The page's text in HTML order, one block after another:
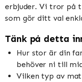
erbjuder. Vi tror på
som gör ditt val
Tänk på detta
Hur stor är din
behöver ni till
Vilken typ av